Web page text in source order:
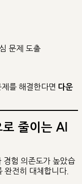
문제 도출
를 해결한다면 다운
줄이는 AI
경험 의존도가 높았습
완전히 대체합니다.